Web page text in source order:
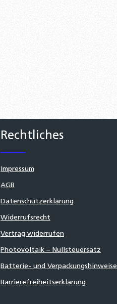
Rechtliches
Impressum
AGB
Datenschutzerklärung
Widerrufsrecht
Vertrag widerrufen
Photovoltaik – Nullsteuersatz
Batterie- und Verpackungshinweise
Barrierefreiheitserklärung